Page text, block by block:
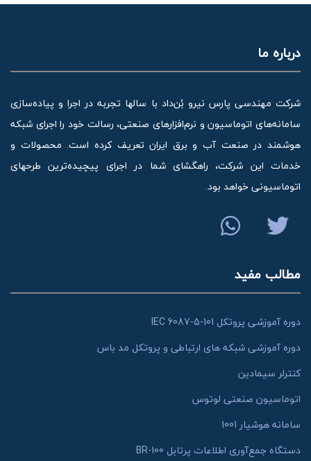
درباره ما
شرکت مهندسی پارس نیرو بُن‌داد با سالها تجربه در اجرا و پیاده‌سازی
سامانه‌های اتوماسیون و نرم‌افزارهای صنعتی، رسالت خود را اجرای شبکه
هوشمند در صنعت آب و برق ایران تعریف کرده است. محصولات و
خدمات این شرکت، راهگشای شما در اجرای پیچیده‌ترین طرحهای
اتوماسیونی خواهد بود.
مطالب مفید
دوره آموزشی پروتکل IEC 6087-5-101
دوره آموزشی شبکه های ارتباطی و پروتکل مد باس
کنترلر سیمادین
اتوماسیون صنعتی لوتوس
سامانه هوشیار 1001
دستگاه جمع‌آوری اطلاعات پرتابل BR-100